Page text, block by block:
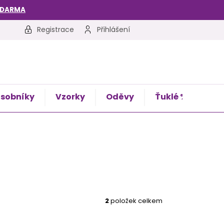
Registrace Přihlášení
Vzorky Oděvy Ťuklé %
2položek celkem